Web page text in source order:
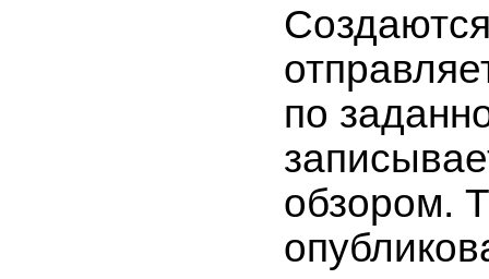
по
обзором.